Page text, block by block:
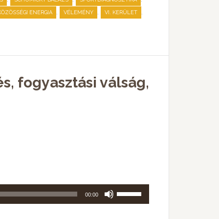
Fel/Le
billentyűket
ENERGIA , VÉLEMÉNY , VI. KERÜLET ,
fogyasztási válság,
00:00
hangerő